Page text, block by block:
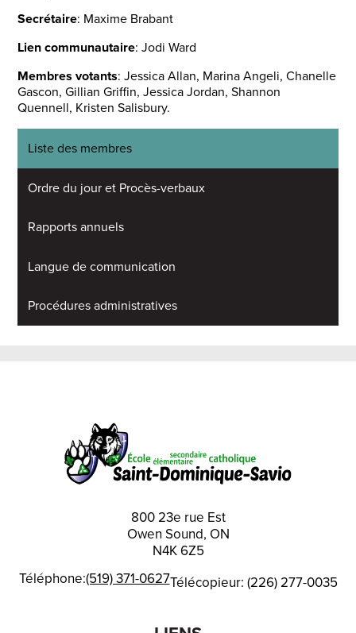
Secrétaire: Maxime Brabant
Lien communautaire: Jodi Ward
Membres votants: Jessica Allan, Marina Angeli, Chanelle
Gascon, Gillian Griffin, Jessica Jordan, Shannon
Quennell, Kristen Salisbury.
Liste des membres
Ordre du jour et Procès-verbaux
Rapports annuels
Langue de communication
Procédures administratives
800 23e rue Est
Owen Sound, ON
N4K 6Z5
Téléphone:(519) 371-0627Télécopieur: (226) 277-0035